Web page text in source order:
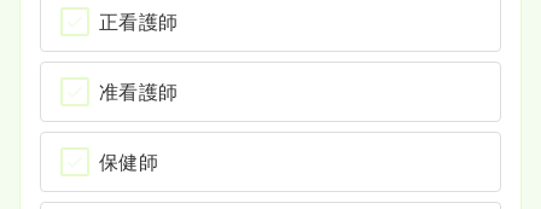
正看護師
准看護師
保健師